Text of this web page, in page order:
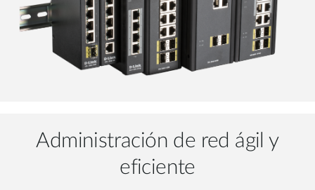
Administración de red ágil y
eficiente